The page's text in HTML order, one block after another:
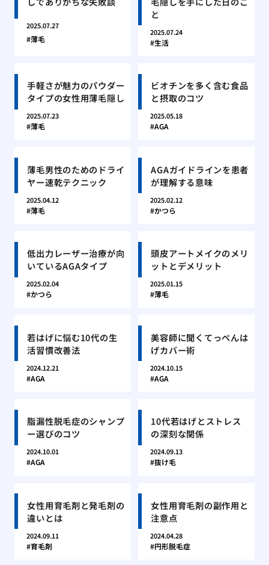
2025.07.27
薄毛
と
2025.07.24
生活
手軽さが魅力のパウダー
タイプの女性用薄毛隠し
2025.07.23
薄毛
ビオチンを多く含む食品
と摂取のコツ
2025.05.18
AGA
薄毛男性のためのドライ
ヤー速乾テクニック
2025.04.12
薄毛
AGAガイドラインを患者
が理解する意味
2025.02.12
かつら
低出力レーザー治療が向
いているAGAタイプ
2025.02.04
かつら
頭皮アートメイクのメリ
ットとデメリット
2025.01.15
薄毛
若はげに悩む10代の生
活習慣改善法
2024.12.21
AGA
美容師に聞くてっぺんは
げカバー術
2024.10.15
AGA
脂漏性脱毛症のシャンプ
ー選びのコツ
2024.10.01
AGA
10代若はげとストレス
の深刻な関係
2024.09.13
抜け毛
女性用育毛剤と発毛剤の
違いとは
2024.09.11
育毛剤
女性用育毛剤の副作用と
注意点
2024.04.28
円形脱毛症